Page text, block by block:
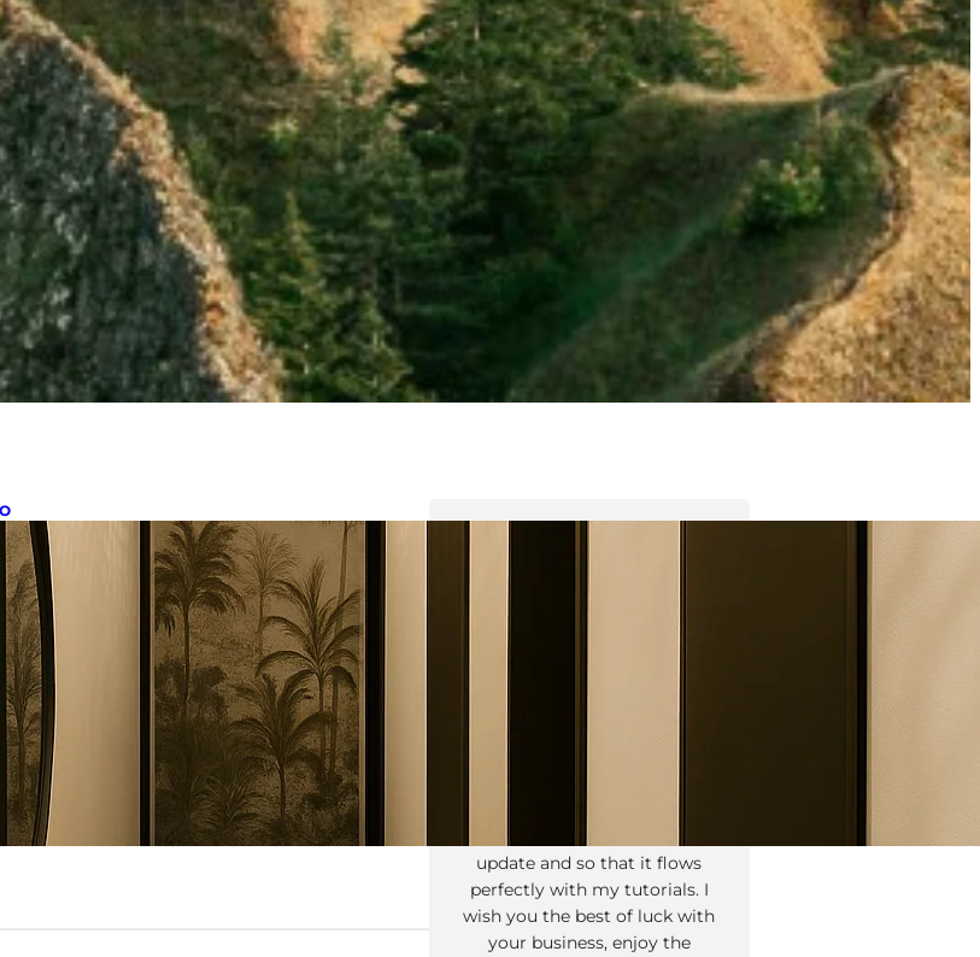
décorer un couloir
et sombre ?
long, étroit et sombre : des idées
à mettre en œuvre Comment…
update and so that it flows
perfectly with my tutorials. I
wish you the best of luck with
your business, enjoy the